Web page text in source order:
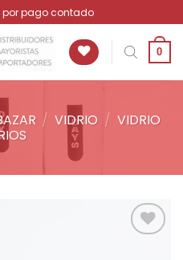
por pago contado
0
/ VIDRIO / VIDRIO